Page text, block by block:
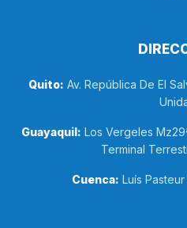
Quito: Av. República De El
Guayaquil: Los Vergeles
Terminal
Cuenca: Luís